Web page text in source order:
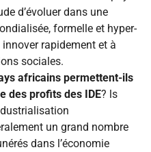
d’évoluer dans une
formelle et hyper-
rapidement et à
sociales.
africains permettent-ils
des profits des IDE? ls
un grand nombre
dans l’économie